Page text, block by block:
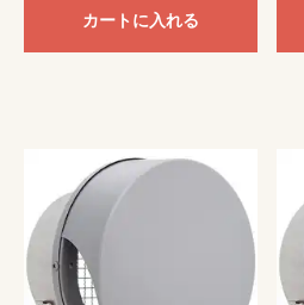
カートに入れる